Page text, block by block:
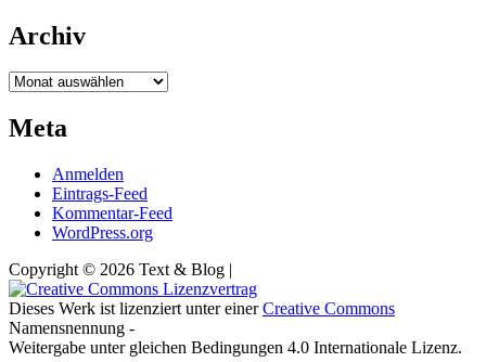
Archiv
Archiv
Meta
Anmelden
Eintrags-Feed
Kommentar-Feed
WordPress.org
Copyright © 2026 Text & Blog |
Dieses Werk ist lizenziert unter einerCreative Commons
Namensnennung -
Weitergabe unter gleichen Bedingungen 4.0 Internationale Lizenz.